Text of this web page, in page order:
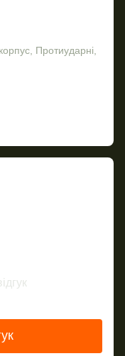
Протиударні,